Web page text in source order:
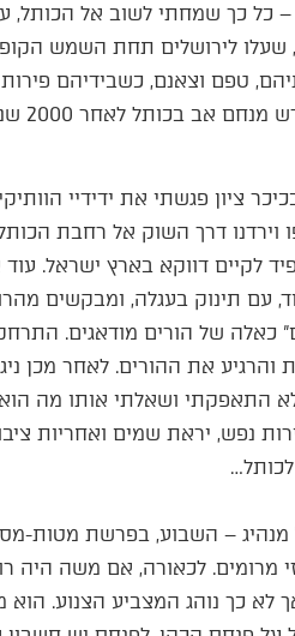
– כל כך שמחתי לשוב אל
שעלו לירושלים תחת השמש
טפם וצאנם, כשבידיהם פירות
שנה של נבצרות, מבשרת ללא ספק את הדרך לגאולה השלמה.
ציון פגשתי את ידידיי
וירדנו דרך השוק אל רחבת
לקיים דווקא בארץ ישראל. עוד
עם תינוק בעגלה, ומבקשים
כאלה של הורים מודאגים.
והרגיע את ההורים. לאחר מכן
התאפקתי ושאלתי אותו מה הוא
נפש, יראת שמים ואחריות
– השבוע, בפרשת מטות-
מרומים. לכאורה, אם משה